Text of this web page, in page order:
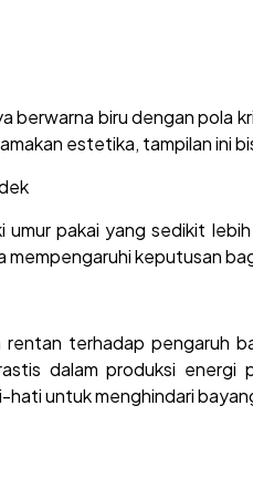
berwarna biru dengan pola
estetika, tampilan ini
umur pakai yang sedikit
mempengaruhi keputusan
rentan terhadap pengaruh
dalam produksi
untuk menghindari